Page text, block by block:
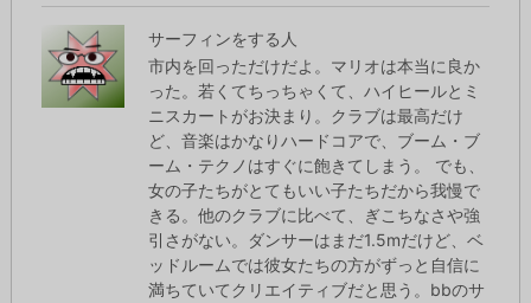
サーフィンをする人
市内を回っただけだよ。マリオは本当に良か
った。若くてちっちゃくて、ハイヒールとミ
ニスカートがお決まり。クラブは最高だけ
ど、音楽はかなりハードコアで、ブーム・ブ
ーム・テクノはすぐに飽きてしまう。 でも、
女の子たちがとてもいい子たちだから我慢で
きる。他のクラブに比べて、ぎこちなさや強
引さがない。ダンサーはまだ1.5mだけど、ベ
ッドルームでは彼女たちの方がずっと自信に
満ちていてクリエイティブだと思う。bbのサ